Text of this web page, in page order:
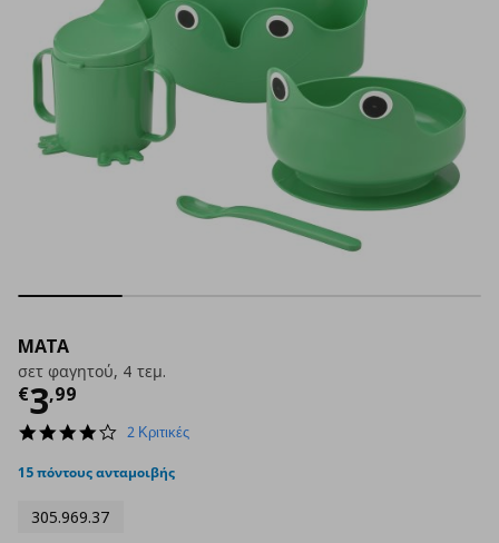
MATA
σετ φαγητού, 4 τεμ.
€3,99
Τρέχουσα τιμή
4.0
rating
2 Κριτικές
15 πόντους ανταμοιβής
305.969.37